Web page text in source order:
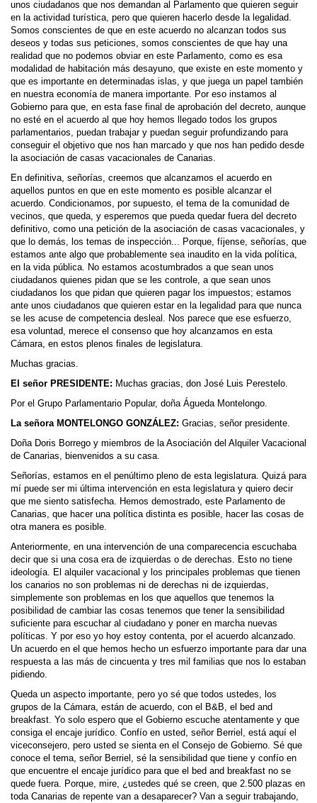
unos ciudadanos que nos demandan al Parlamento que quieren seguir
en la actividad turística, pero que quieren hacerlo desde la legalidad.
Somos conscientes de que en este acuerdo no alcanzan todos sus
deseos y todas sus peticiones, somos conscientes de que hay una
realidad que no podemos obviar en este Parlamento, como es esa
modalidad de habitación más desayuno, que existe en este momento y
que es importante en determinadas islas, y que juega un papel también
en nuestra economía de manera importante. Por eso instamos al
Gobierno para que, en esta fase final de aprobación del decreto, aunque
no esté en el acuerdo al que hoy hemos llegado todos los grupos
parlamentarios, puedan trabajar y puedan seguir profundizando para
conseguir el objetivo que nos han marcado y que nos han pedido desde
la asociación de casas vacacionales de Canarias.
En definitiva, señorías, creemos que alcanzamos el acuerdo en
aquellos puntos en que en este momento es posible alcanzar el
acuerdo. Condicionamos, por supuesto, el tema de la comunidad de
vecinos, que queda, y esperemos que pueda quedar fuera del decreto
definitivo, como una petición de la asociación de casas vacacionales, y
que lo demás, los temas de inspección... Porque, fíjense, señorías, que
estamos ante algo que probablemente sea inaudito en la vida política,
en la vida pública. No estamos acostumbrados a que sean unos
ciudadanos quienes pidan que se les controle, a que sean unos
ciudadanos los que pidan que quieren pagar los impuestos; estamos
ante unos ciudadanos que quieren estar en la legalidad para que nunca
se les acuse de competencia desleal. Nos parece que ese esfuerzo,
esa voluntad, merece el consenso que hoy alcanzamos en esta
Cámara, en estos plenos finales de legislatura.
Muchas gracias.
El señor PRESIDENTE: Muchas gracias, don José Luis Perestelo.
Por el Grupo Parlamentario Popular, doña Águeda Montelongo.
La señora MONTELONGO GONZÁLEZ: Gracias, señor presidente.
Doña Doris Borrego y miembros de la Asociación del Alquiler Vacacional
de Canarias, bienvenidos a su casa.
Señorías, estamos en el penúltimo pleno de esta legislatura. Quizá para
mí puede ser mi última intervención en esta legislatura y quiero decir
que me siento satisfecha. Hemos demostrado, este Parlamento de
Canarias, que hacer una política distinta es posible, hacer las cosas de
otra manera es posible.
Anteriormente, en una intervención de una comparecencia escuchaba
decir que si una cosa era de izquierdas o de derechas. Esto no tiene
ideología. El alquiler vacacional y los principales problemas que tienen
los canarios no son problemas ni de derechas ni de izquierdas,
simplemente son problemas en los que aquellos que tenemos la
posibilidad de cambiar las cosas tenemos que tener la sensibilidad
suficiente para escuchar al ciudadano y poner en marcha nuevas
políticas. Y por eso yo hoy estoy contenta, por el acuerdo alcanzado.
Un acuerdo en el que hemos hecho un esfuerzo importante para dar una
respuesta a las más de cincuenta y tres mil familias que nos lo estaban
pidiendo.
Queda un aspecto importante, pero yo sé que todos ustedes, los
grupos de la Cámara, están de acuerdo, con el B&B, el bed and
breakfast. Yo solo espero que el Gobierno escuche atentamente y que
consiga el encaje jurídico. Confío en usted, señor Berriel, está aquí el
viceconsejero, pero usted se sienta en el Consejo de Gobierno. Sé que
conoce el tema, señor Berriel, sé la sensibilidad que tiene y confío en
que encuentre el encaje jurídico para que el bed and breakfast no se
quede fuera. Porque, mire, ¿ustedes qué se creen, que 2.500 plazas en
toda Canarias de repente van a desaparecer? Van a seguir trabajando,